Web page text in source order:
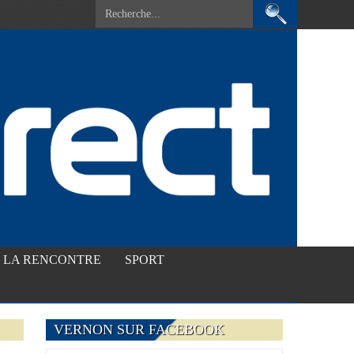
LA RENCONTRE SPORT
VERNON SUR FACEBOOK